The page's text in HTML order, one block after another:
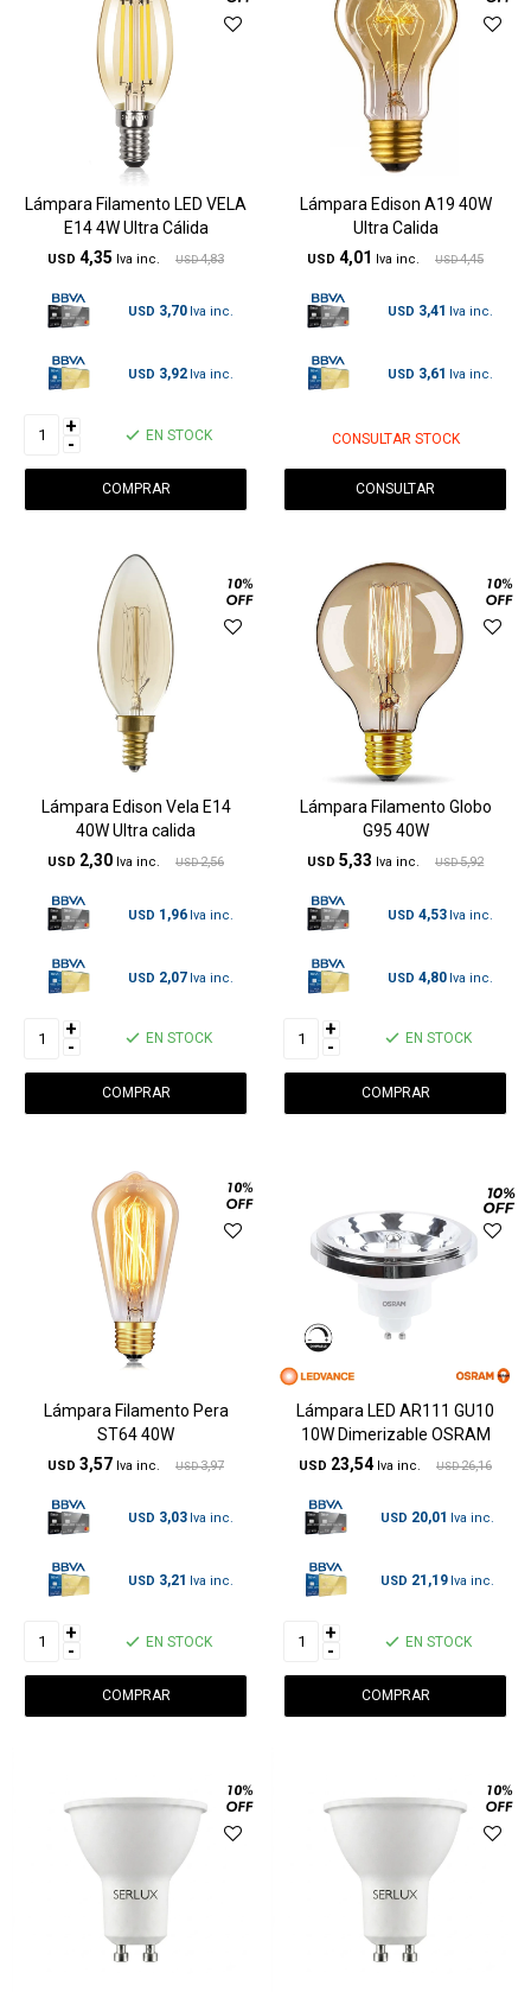
Lámpara Filamento LED VELA
E14 4W Ultra Cálida
USD 4,35 USD 4,83
USD 3,70
USD 3,92
+
- EN STOCK
Lámpara Edison A19 40W
Ultra Calida
USD 4,01 USD 4,45
USD 3,41
USD 3,61
CONSULTAR STOCK
CONSULTAR
Lámpara Edison Vela E14
40W Ultra calida
USD 2,30 USD 2,56
USD 1,96
USD 2,07
+
- EN STOCK
Lámpara Filamento Globo
G95 40W
USD 5,33 USD 5,92
USD 4,53
USD 4,80
+
- EN STOCK
Lámpara Filamento Pera
ST64 40W
USD 3,57 USD 3,97
USD 3,03
USD 3,21
+
- EN STOCK
Lámpara LED AR111 GU10
10W Dimerizable OSRAM
USD 23,54 USD 26,16
USD 20,01
USD 21,19
+
- EN STOCK